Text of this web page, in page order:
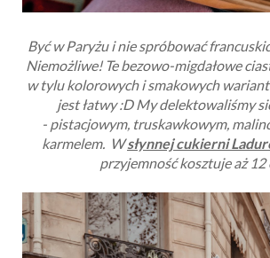
Być w Paryżu i nie spróbować
Niemożliwe! Te bezowo-migdałowe
w tylu kolorowych i smakowych
jest łatwy :D My delektowaliśmy
-pistacjowym, truskawkowym,
karmelem. Wsłynnej cukierni
przyjemność kosztuje aż 12